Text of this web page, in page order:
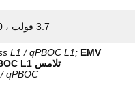
3.7 فولت ، 5800 مللي أمبير
L1 / qPBOC L1; EMV
تلامس L1 / qPBOC L1 ؛
qPBOC